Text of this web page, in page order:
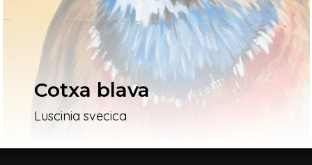
Cotxa blava
Luscinia svecica